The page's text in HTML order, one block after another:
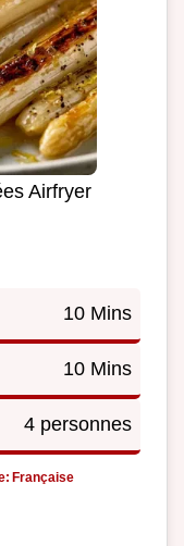
Airfryer
10 Mins
10 Mins
4 personnes
Française